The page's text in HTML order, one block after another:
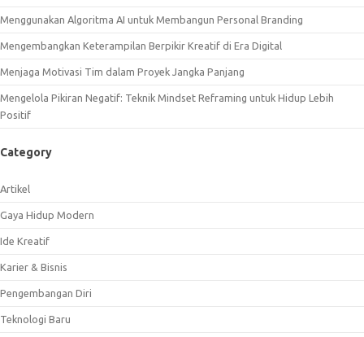
Menggunakan Algoritma AI untuk Membangun Personal Branding
Mengembangkan Keterampilan Berpikir Kreatif di Era Digital
Menjaga Motivasi Tim dalam Proyek Jangka Panjang
Mengelola Pikiran Negatif: Teknik Mindset Reframing untuk Hidup Lebih
Positif
Category
Artikel
Gaya Hidup Modern
Ide Kreatif
Karier & Bisnis
Pengembangan Diri
Teknologi Baru